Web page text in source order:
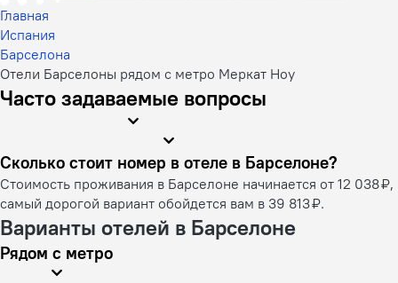
Главная
Испания
Барселона
Отели Барселоны рядом с метро Меркат Ноу
Часто задаваемые вопросы
Сколько стоит номер в отеле в Барселоне?
Стоимость проживания в Барселоне начинается от 12 038 ₽,
самый дорогой вариант обойдется вам в 39 813 ₽.
Варианты отелей в Барселоне
Рядом с метро